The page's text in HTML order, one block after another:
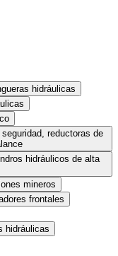
hidráulicas
reductoras de
hidráulicos de alta
mineros
frontales
hidráulicas